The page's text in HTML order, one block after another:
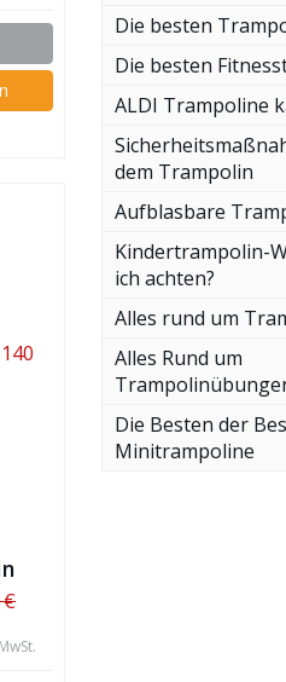
€
Die besten
Die besten
ALDI Trampoline
dem Trampolin
Aufblasbare
Kindertrampolin-
ich achten?
Alles rund um
Alles Rund um
Die Besten der
Minitrampoline